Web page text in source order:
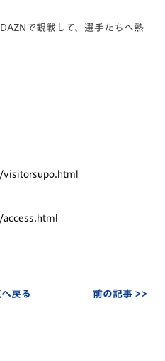
で観戦して、選手たちへ熱
戻る 前の記事 >>